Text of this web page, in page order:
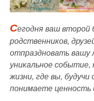
Сегодня ваш второй
родственников,
отпраздновать вашу
уникальное событие,
жизни, где вы,
понимаете ценность